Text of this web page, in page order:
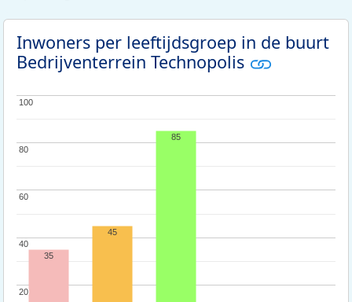
Inwoners per leeftijdsgroep in de buurt
Bedrijventerrein Technopolis
20
20
40
40
60
60
80
80
100
100
35
45
85